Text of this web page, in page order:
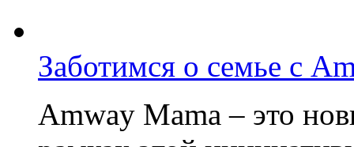
Заботимся о семье с
Amway Mama – это